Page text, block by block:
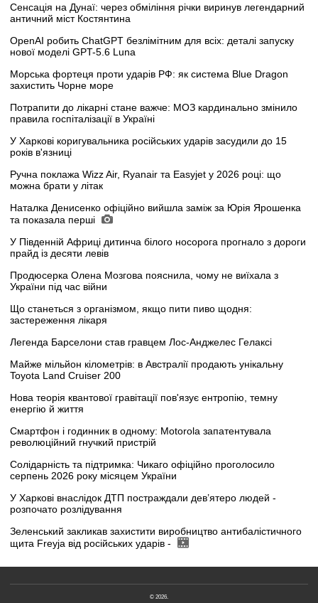
Сенсація на Дунаї: через обміління річки виринув легендарний
античний міст Костянтина
OpenAI робить ChatGPT безлімітним для всіх: деталі запуску
нової моделі GPT-5.6 Luna
Морська фортеця проти ударів РФ: як система Blue Dragon
захистить Чорне море
Потрапити до лікарні стане важче: МОЗ кардинально змінило
правила госпіталізації в Україні
У Харкові коригувальника російських ударів засудили до 15
років в'язниці
Ручна поклажа Wizz Air, Ryanair та Easyjet у 2026 році: що
можна брати у літак
Наталка Денисенко офіційно вийшла заміж за Юрія Ярошенка
та показала перші
У Південній Африці дитинча білого носорога прогнало з дороги
прайд із десяти левів
Продюсерка Олена Мозгова пояснила, чому не виїхала з
України під час війни
Що станеться з організмом, якщо пити пиво щодня:
застереження лікаря
Легенда Барселони став гравцем Лос-Анджелес Гелаксі
Майже мільйон кілометрів: в Австралії продають унікальну
Toyota Land Cruiser 200
Нова теорія квантової гравітації пов'язує ентропію, темну
енергію й життя
Смартфон і годинник в одному: Motorola запатентувала
революційний гнучкий пристрій
Солідарність та підтримка: Чикаго офіційно проголосило
серпень 2026 року місяцем України
У Харкові внаслідок ДТП постраждали дев’ятеро людей -
розпочато розлідування
Зеленський закликав захистити виробництво антибалістичного
щита Freyja від російських ударів -
© 2026.